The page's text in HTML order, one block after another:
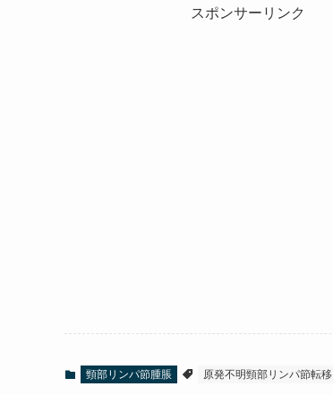
スポンサーリンク
頸部リンパ節腫脹 原発不明頸部リンパ節転移